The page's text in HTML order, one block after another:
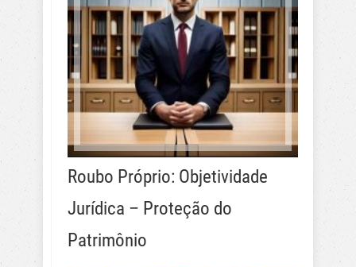
Roubo Próprio: Objetividade
Jurídica – Proteção do
Patrimônio